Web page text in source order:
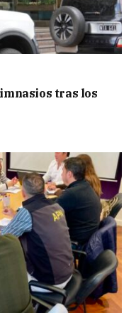
tras los